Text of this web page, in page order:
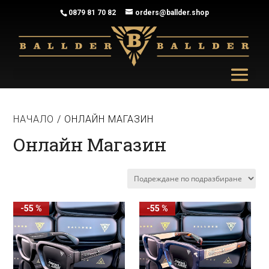
0879 81 70 82 orders@ballder.shop
НАЧАЛО / ОНЛАЙН МАГАЗИН
Онлайн Магазин
-55 % -55 %